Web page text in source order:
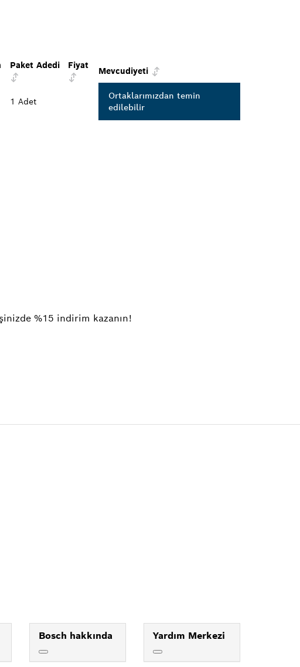
Paket Adedi Fiyat
Mevcudiyeti
1 Adet
Ortaklarımızdan temin
edilebilir
%15 indirim kazanın!
Bosch hakkında Yardım Merkezi